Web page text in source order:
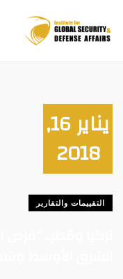
يناير 16,
2018
التقييمات والتقارير